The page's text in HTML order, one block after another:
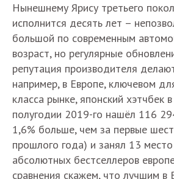
Нынешнему Ярису третьего
исполнится десять лет –
большой по современным
возраст, но регулярные
репутация производителя
например, в Европе, ключевом
класса рынке, японский хэтчбек
полугодии 2019-го нашёл 116
1,6% больше, чем за первые
прошлого года) и занял 13 место
абсолютных бестселлеров
сравнения скажем, что лучшим в